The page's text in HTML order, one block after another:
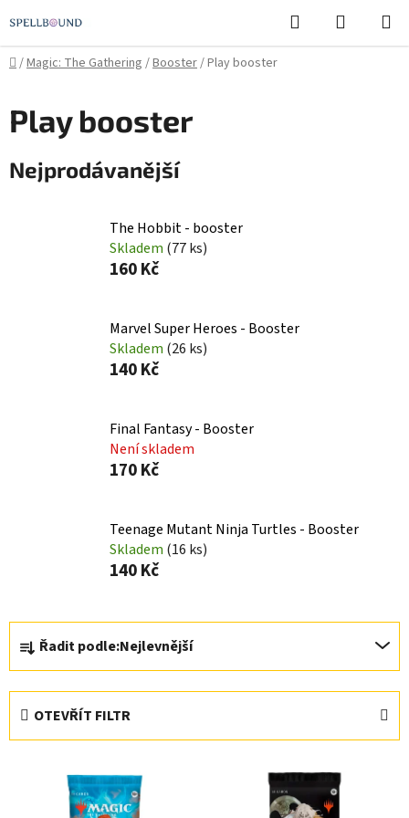
na
obsah
Hledat
KOŠÍK
Domů
/Magic: The Gathering /Booster/Play booster
Play booster
Nejprodávanější
The Hobbit - booster
Skladem (77 ks)
160 Kč
Marvel Super Heroes - Booster
Skladem (26 ks)
140 Kč
Final Fantasy - Booster
Není skladem
170 Kč
Teenage Mutant Ninja Turtles - Booster
Skladem (16 ks)
140 Kč
Ř
a
z
Řadit podle:Nejlevnější
OTEVŘÍT FILTR